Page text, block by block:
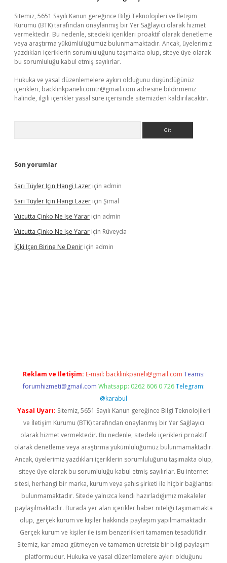
Sitemiz, 5651 Sayılı Kanun gereğince Bilgi Teknolojileri ve İletişim
Kurumu (BTK) tarafından onaylanmış bir Yer Sağlayıcı olarak hizmet
vermektedir. Bu nedenle, sitedeki içerikleri proaktif olarak denetleme
veya araştırma yükümlülüğümüz bulunmamaktadır. Ancak, üyelerimiz
yazdıkları içeriklerin sorumluluğunu taşımakta olup, siteye üye olarak
bu sorumluluğu kabul etmiş sayılırlar.
Hukuka ve yasal düzenlemelere aykırı olduğunu düşündüğünüz
içerikleri, backlinkpanelicomtr@gmail.com adresine bildirmeniz
halinde, ilgili içerikler yasal süre içerisinde sitemizden kaldırılacaktır.
Son yorumlar
Sarı Tüyler Için Hangi Lazer için admin
Sarı Tüyler Için Hangi Lazer için Şimal
Vücutta Çinko Ne Işe Yarar için admin
Vücutta Çinko Ne Işe Yarar için Rüveyda
İÇki Içen Birine Ne Denir için admin
Reklam ve İletişim: E-mail: backlinkpaneli@gmail.com Teams:
forumhizmeti@gmail.com Whatsapp: 0262 606 0 726 Telegram:
@karabul
Yasal Uyarı: Sitemiz, 5651 Sayılı Kanun gereğince Bilgi Teknolojileri
ve İletişim Kurumu (BTK) tarafından onaylanmış bir Yer Sağlayıcı
olarak hizmet vermektedir. Bu nedenle, sitedeki içerikleri proaktif
olarak denetleme veya araştırma yükümlülüğümüz bulunmamaktadır.
Ancak, üyelerimiz yazdıkları içeriklerin sorumluluğunu taşımakta olup,
siteye üye olarak bu sorumluluğu kabul etmiş sayılırlar. Bu internet
sitesi, herhangi bir marka, kurum veya şahıs şirketi ile hiçbir bağlantısı
bulunmamaktadır. Sitede yalnızca kendi hazırladığımız makaleler
paylaşılmaktadır. Burada yer alan içerikler haber niteliği taşımamakta
olup, gerçek kurum ve kişiler hakkında paylaşım yapılmamaktadır.
Gerçek kurum ve kişiler ile isim benzerlikleri tamamen tesadüfidir.
Sitemiz, kar amacı gütmeyen ve tamamen ücretsiz bir bilgi paylaşım
platformudur. Hukuka ve yasal düzenlemelere aykırı olduğunu